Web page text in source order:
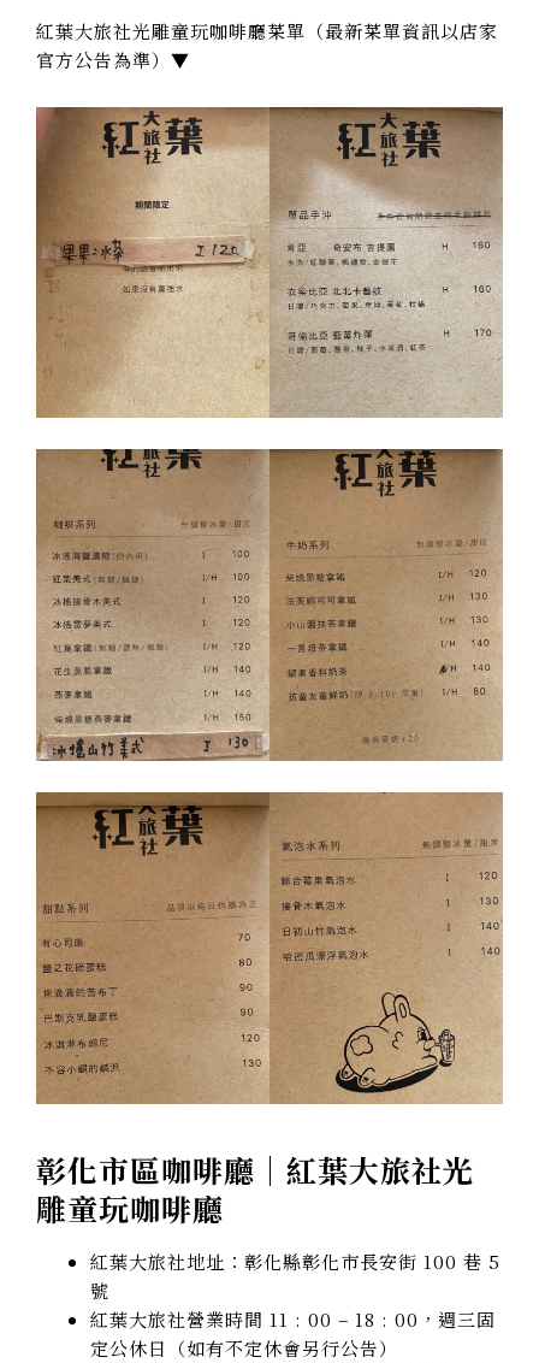
紅葉大旅社光雕童玩咖啡廳菜單（最新菜單資訊以店家
官方公告為準）▼
彰化市區咖啡廳｜紅葉大旅社光
雕童玩咖啡廳
紅葉大旅社地址：彰化縣彰化市長安街 100 巷 5
號
紅葉大旅社營業時間 11 : 00 – 18 : 00，週三固
定公休日（如有不定休會另行公告）